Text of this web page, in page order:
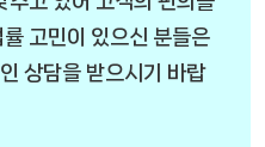
고민이 있으신 분들은
상담을 받으시기 바랍